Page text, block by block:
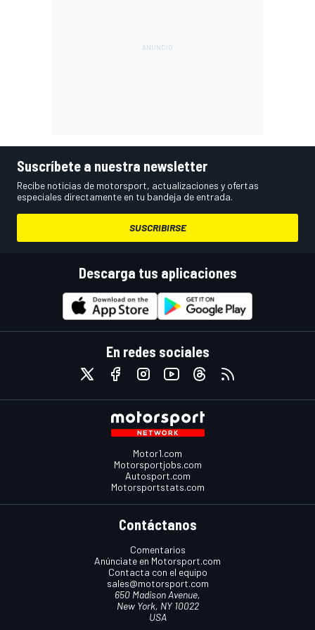
Suscríbete a nuestra newsletter
Recibe noticias de motorsport, actualizaciones y ofertas
especiales directamente en tu bandeja de entrada.
SUSCRIBIRSE
Descarga tus aplicaciones
En redes sociales
Motor1.com
Motorsportjobs.com
Autosport.com
Motorsportstats.com
Contáctanos
Comentarios
Anúnciate en Motorsport.com
Contacta con el equipo
sales@motorsport.com
650 Madison Avenue,
New York, NY 10022
USA